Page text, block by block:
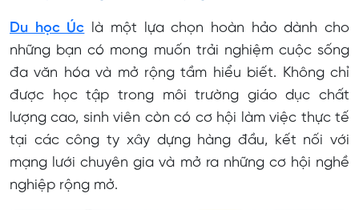
Du học Úc là một lựa chọn hoàn hảo dành cho
những bạn có mong muốn trải nghiệm cuộc sống
đa văn hóa và mở rộng tầm hiểu biết. Không chỉ
được học tập trong môi trường giáo dục chất
lượng cao, sinh viên còn có cơ hội làm việc thực tế
tại các công ty xây dựng hàng đầu, kết nối với
mạng lưới chuyên gia và mở ra những cơ hội nghề
nghiệp rộng mở.